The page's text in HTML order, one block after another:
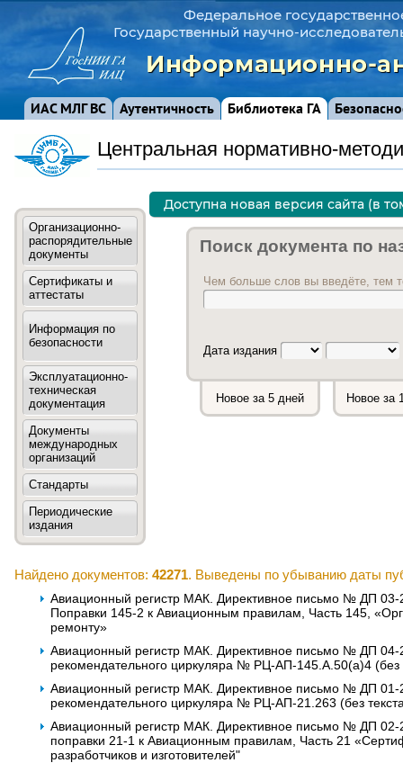
Федеральное
Государственный научно-
Информационно-
ИАС МЛГ ВС Аутентичность Библиотека ГА
Центральная нормативно-
Доступна новая версия сайта (в
Организационно-
распорядительные
документы
Сертификаты и
аттестаты
Информация по
безопасности
Эксплуатационно-
техническая
документация
Документы
международных
организаций
Стандарты
Периодические
издания
Поиск документа по
Чем больше слов вы введёте, тем
Дата издания
Новое за
Новое за 5 дней
Найдено документов: 42271. Выведены по убыванию даты
Авиационный регистр МАК. Директивное письмо № ДП 03-
Поправки 145-2 к Авиационным правилам, Часть 145,
ремонту»
Авиационный регистр МАК. Директивное письмо № ДП 04-
рекомендательного циркуляра № РЦ-АП-145.А.50(а)4 (без
Авиационный регистр МАК. Директивное письмо № ДП 01-
рекомендательного циркуляра № РЦ-АП-21.263 (без
Авиационный регистр МАК. Директивное письмо № ДП 02-
поправки 21-1 к Авиационным правилам, Часть 21
разработчиков и изготовителей"